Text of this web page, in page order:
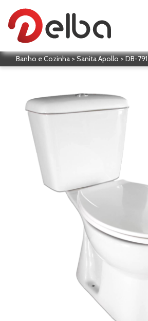
Banho e Cozinha > Sanita Apollo > DB-791